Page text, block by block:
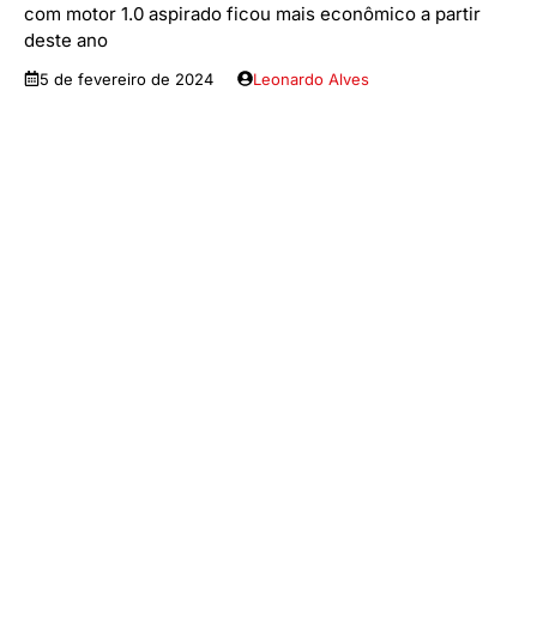
com motor 1.0 aspirado ficou mais econômico a partir
deste ano
5 de fevereiro de 2024 Leonardo Alves